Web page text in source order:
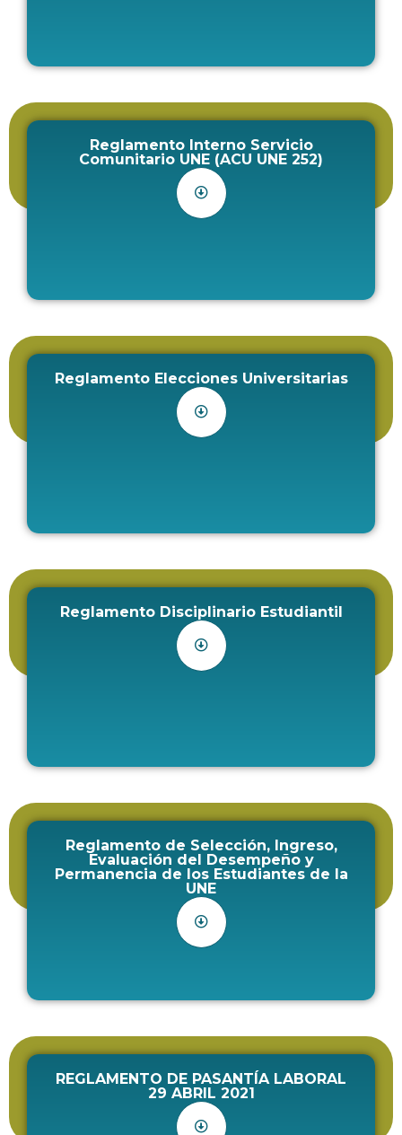
Reglamento Interno Servicio
Comunitario UNE (ACU UNE 252)
Reglamento Elecciones Universitarias
Reglamento Disciplinario Estudiantil
Reglamento de Selección, Ingreso,
Evaluación del Desempeño y
Permanencia de los Estudiantes de la
UNE
REGLAMENTO DE PASANTÍA LABORAL
29 ABRIL 2021